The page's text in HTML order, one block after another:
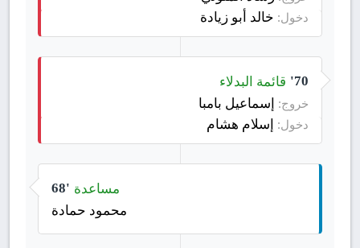
دخول: خالد أبو زيادة
70' قائمة البدلاء
خروج: إسماعيل بامبا
دخول: إسلام هشام
68' مساعدة
محمود حمادة